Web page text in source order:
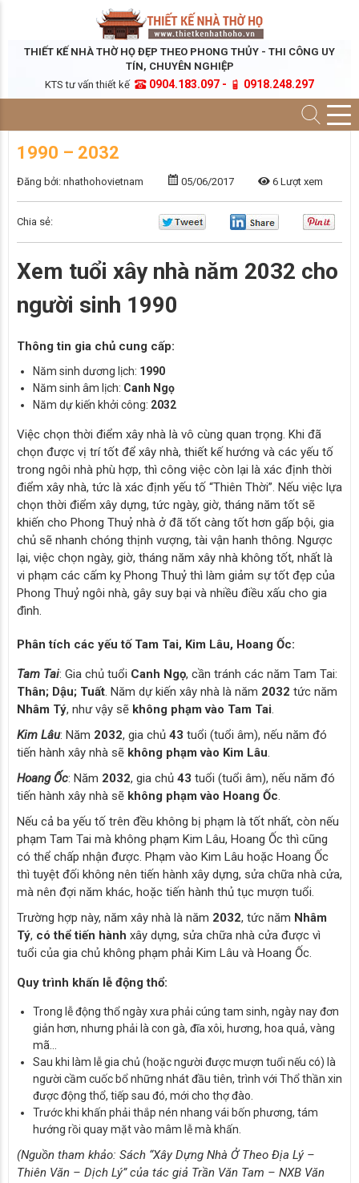
THIẾT KẾ NHÀ THỜ HỌ ĐẸP THEO PHONG THỦY - THI CÔNG UY
TÍN, CHUYÊN NGHIỆP
KTS tư vấn thiết kế
0904.183.097 - 0918.248.297
1990 – 2032
Đăng bởi: nhathohovietnam 05/06/2017 6 Lượt xem
Chia sẻ:
Xem tuổi xây nhà năm 2032 cho
người sinh 1990
Thông tin gia chủ cung cấp:
Năm sinh dương lịch: 1990
Năm sinh âm lịch: Canh Ngọ
Năm dự kiến khởi công: 2032
Việc chọn thời điểm xây nhà là vô cùng quan trọng. Khi đã
chọn được vị trí tốt để xây nhà, thiết kế hướng và các yếu tố
trong ngôi nhà phù hợp, thì công việc còn lại là xác định thời
điểm xây nhà, tức là xác định yếu tố “Thiên Thời”. Nếu việc lựa
chọn thời điểm xây dựng, tức ngày, giờ, tháng năm tốt sẽ
khiến cho Phong Thuỷ nhà ở đã tốt càng tốt hơn gấp bội, gia
chủ sẽ nhanh chóng thịnh vượng, tài vận hanh thông. Ngược
lại, việc chọn ngày, giờ, tháng năm xây nhà không tốt, nhất là
vi phạm các cấm kỵ Phong Thuỷ thì làm giảm sự tốt đẹp của
Phong Thuỷ ngôi nhà, gây suy bại và nhiều điều xấu cho gia
đình.
Phân tích các yếu tố Tam Tai, Kim Lâu, Hoang Ốc:
Tam Tai: Gia chủ tuổi Canh Ngọ, cần tránh các năm Tam Tai:
Thân; Dậu; Tuất. Năm dự kiến xây nhà là năm 2032 tức năm
Nhâm Tý, như vậy sẽ không phạm vào Tam Tai.
Kim Lâu: Năm 2032, gia chủ 43 tuổi (tuổi âm), nếu năm đó
tiến hành xây nhà sẽ không phạm vào Kim Lâu.
Hoang Ốc: Năm 2032, gia chủ 43 tuổi (tuổi âm), nếu năm đó
tiến hành xây nhà sẽ không phạm vào Hoang Ốc.
Nếu cả ba yếu tố trên đều không bị phạm là tốt nhất, còn nếu
phạm Tam Tai mà không phạm Kim Lâu, Hoang Ốc thì cũng
có thể chấp nhận được. Phạm vào Kim Lâu hoặc Hoang Ốc
thì tuyệt đối không nên tiến hành xây dựng, sửa chữa nhà cửa,
mà nên đợi năm khác, hoặc tiến hành thủ tục mượn tuổi.
Trường hợp này, năm xây nhà là năm 2032, tức năm Nhâm
Tý, có thể tiến hành xây dựng, sửa chữa nhà cửa được vì
tuổi của gia chủ không phạm phải Kim Lâu và Hoang Ốc.
Quy trình khấn lễ động thổ:
Trong lễ động thổ ngày xưa phải cúng tam sinh, ngày nay đơn
giản hơn, nhưng phải là con gà, đĩa xôi, hương, hoa quả, vàng
mã…
Sau khi làm lễ gia chủ (hoặc người được mượn tuổi nếu có) là
người cầm cuốc bổ những nhát đầu tiên, trình với Thổ thần xin
được động thổ, tiếp sau đó, mới cho thợ đào.
Trước khi khấn phải thắp nén nhang vái bốn phương, tám
hướng rồi quay mặt vào mâm lễ mà khấn.
(Nguồn tham khảo: Sách “Xây Dựng Nhà Ở Theo Địa Lý –
Thiên Văn – Dịch Lý” của tác giả Trần Văn Tam – NXB Văn